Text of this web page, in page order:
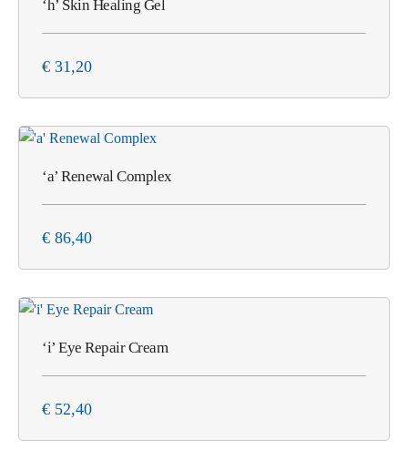
‘h’ Skin Healing Gel
€ 31,20
‘a’ Renewal Complex
€ 86,40
‘i’ Eye Repair Cream
€ 52,40